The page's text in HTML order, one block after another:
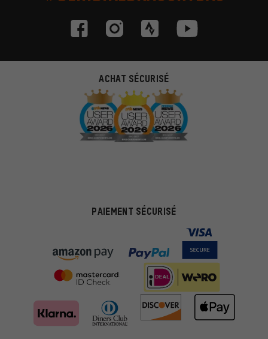
ACHAT SÉCURISÉ
PAIEMENT SÉCURISÉ